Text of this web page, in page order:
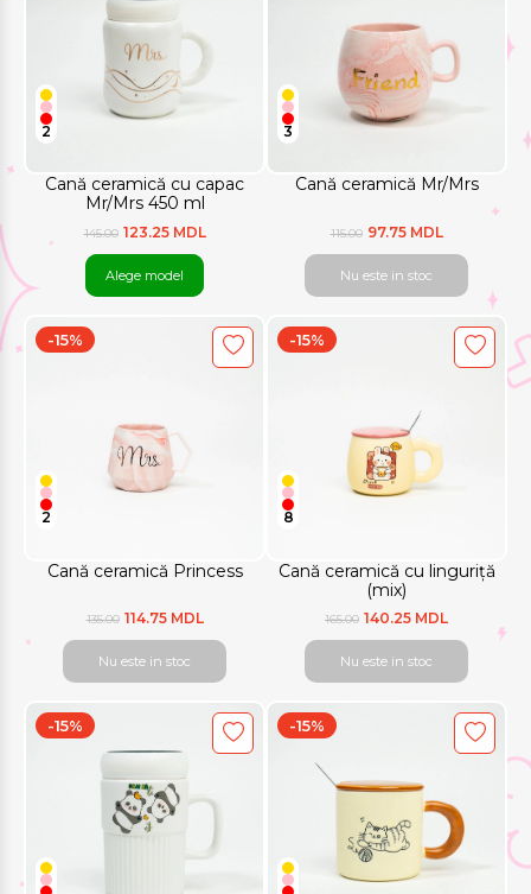
Cană ceramică cu capac
Mr/Mrs 450 ml
2
145.00 123.25 MDL
Alege model
Cană ceramică Mr/Mrs
3
115.00 97.75 MDL
Nu este in stoc
Cană ceramică Princess
-15%
2
135.00 114.75 MDL
Nu este in stoc
Cană ceramică cu linguriță
(mix)
-15%
8
165.00 140.25 MDL
Nu este in stoc
-15% -15%